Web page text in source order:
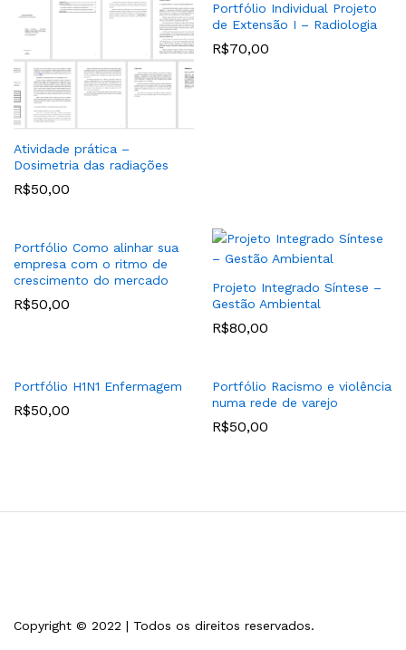
Atividade prática –
Dosimetria das radiações
R$50,00
Portfólio Individual Projeto
de Extensão I – Radiologia
R$70,00
Portfólio Como alinhar sua
empresa com o ritmo de
crescimento do mercado
R$50,00
Projeto Integrado Síntese –
Gestão Ambiental
R$80,00
Portfólio H1N1 Enfermagem
R$50,00
Portfólio Racismo e violência
numa rede de varejo
R$50,00
Copyright © 2022 | Todos os direitos reservados.